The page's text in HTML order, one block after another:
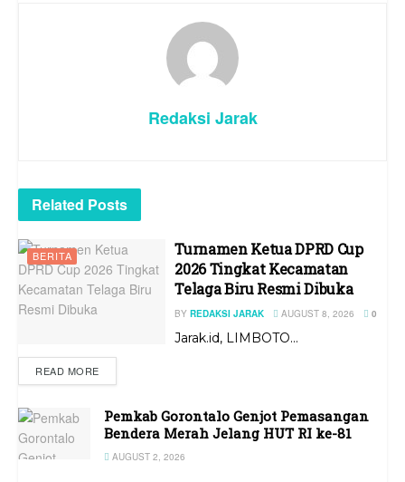
Redaksi Jarak
Related Posts
BERITA
Turnamen Ketua DPRD Cup
2026 Tingkat Kecamatan
Telaga Biru Resmi Dibuka
BY REDAKSI JARAK AUGUST 8, 2026 0
Jarak.id, LIMBOTO...
READ MORE
Pemkab Gorontalo Genjot Pemasangan
Bendera Merah Jelang HUT RI ke-81
AUGUST 2, 2026